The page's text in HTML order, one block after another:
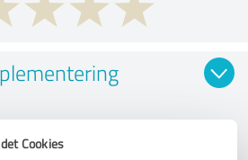
Cookies